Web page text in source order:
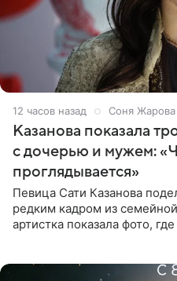
12 часов назад Соня Жарова
Казанова показала
с дочерью и мужем:
проглядывается»
Певица Сати Казанова
редким кадром из
артистка показала фото,